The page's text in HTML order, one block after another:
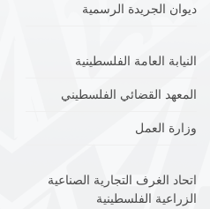
ديوان الجريدة الرسمية
النيابة العامة الفلسطينية
المعهد القضائي الفلسطيني
وزارة العمل
اتحاد الغرف التجارية الصناعية
الزراعية الفلسطينية